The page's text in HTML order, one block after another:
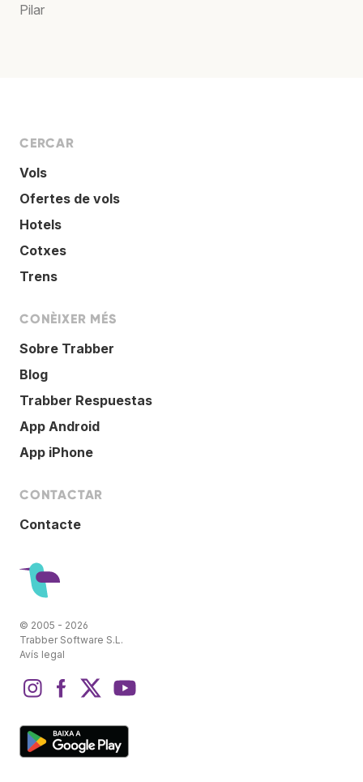
Pilar
CERCAR
Vols
Ofertes de vols
Hotels
Cotxes
Trens
CONÈIXER MÉS
Sobre Trabber
Blog
Trabber Respuestas
App Android
App iPhone
CONTACTAR
Contacte
© 2005 - 2026
Trabber Software S.L.
Avís legal